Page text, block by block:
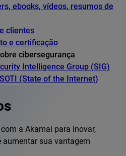
ebooks, vídeos, resumos de
clientes
e certificação
cibersegurança
Intelligence Group (SIG)
(State of the Internet)
a Akamai para inovar,
aumentar sua vantagem